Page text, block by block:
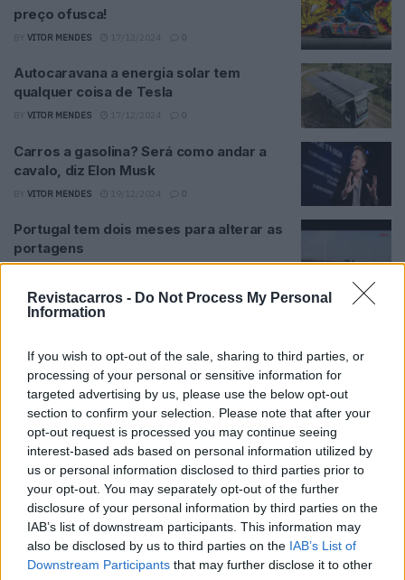
Revistacarros - Do Not Process My Personal
Information
If you wish to opt-out of the sale, sharing to third parties, or
processing of your personal or sensitive information for
targeted advertising by us, please use the below opt-out
section to confirm your selection. Please note that after your
opt-out request is processed you may continue seeing
interest-based ads based on personal information utilized by
us or personal information disclosed to third parties prior to
your opt-out. You may separately opt-out of the further
disclosure of your personal information by third parties on the
IAB’s list of downstream participants. This information may
also be disclosed by us to third parties on the IAB’s List of
Downstream Participants that may further disclose it to other
preço ofusca!
VITOR MENDES 0
Autocaravana a energia solar tem
qualquer coisa de Tesla
VITOR MENDES 0
Carros a gasolina? Será como andar a
cavalo, diz Elon Musk
VITOR MENDES 0
Portugal tem dois meses para alterar as
portagens
Elétricos: Quem experimenta não volta
VITOR MENDES 18/12/2024
Seguradoras recusam carros elétricos
chineses
VITOR MENDES 12/12/2024 0
Fake Range Rover: Imitação custa 3.000
€ na internet
VITOR MENDES 12/12/2024 0
Dentes de dragão. Sabe o que significam
estas marcas na estrada?